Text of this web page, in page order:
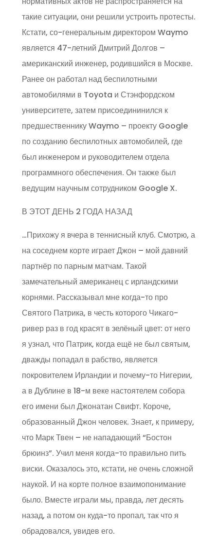
такие ситуации, они решили устроить протесты.
Кстати, со-генеральным директором Waymo
является 47-летний Дмитрий Долгов –
американский инженер, родившийся в Москве.
Ранее он работал над беспилотными
автомобилями в Toyota и Стэнфордском
университете, затем присоедининился к
предшественнику Waymo – проекту Google
по созданию беспилотных автомобилей, где
был инженером и руководителем отдела
программного обеспечения. Он также был
ведущим научным сотрудником Google X.
В ЭТОТ ДЕНЬ 2 ГОДА НАЗАД
…Прихожу я вчера в теннисный клуб. Смотрю, а
на соседнем корте играет Джон – мой давний
партнёр по парным матчам. Такой
замечательный американец с ирландскими
корнями. Рассказывал мне когда-то про
Святого Патрика, в честь которого Чикаго-
ривер раз в год красят в зелёный цвет: от него
я узнал, что Патрик, когда ещё не был святым,
дважды попадал в рабство, является
покровителем Ирландии и почему-то Нигерии,
а в Дублине в 18-м веке настоятелем собора
его имени был Джонатан Свифт. Короче,
образованный Джон человек. Знает, к примеру,
что Марк Твен – не нападающий “Бостон
брюинз”. Учил меня когда-то правильно пить
виски. Оказалось это, кстати, не очень сложной
наукой. И на корте полное взаимопонимание
было. Вместе играли мы, правда, лет десять
назад, а потом он куда-то пропал, так что я
обрадовался, увидев его.